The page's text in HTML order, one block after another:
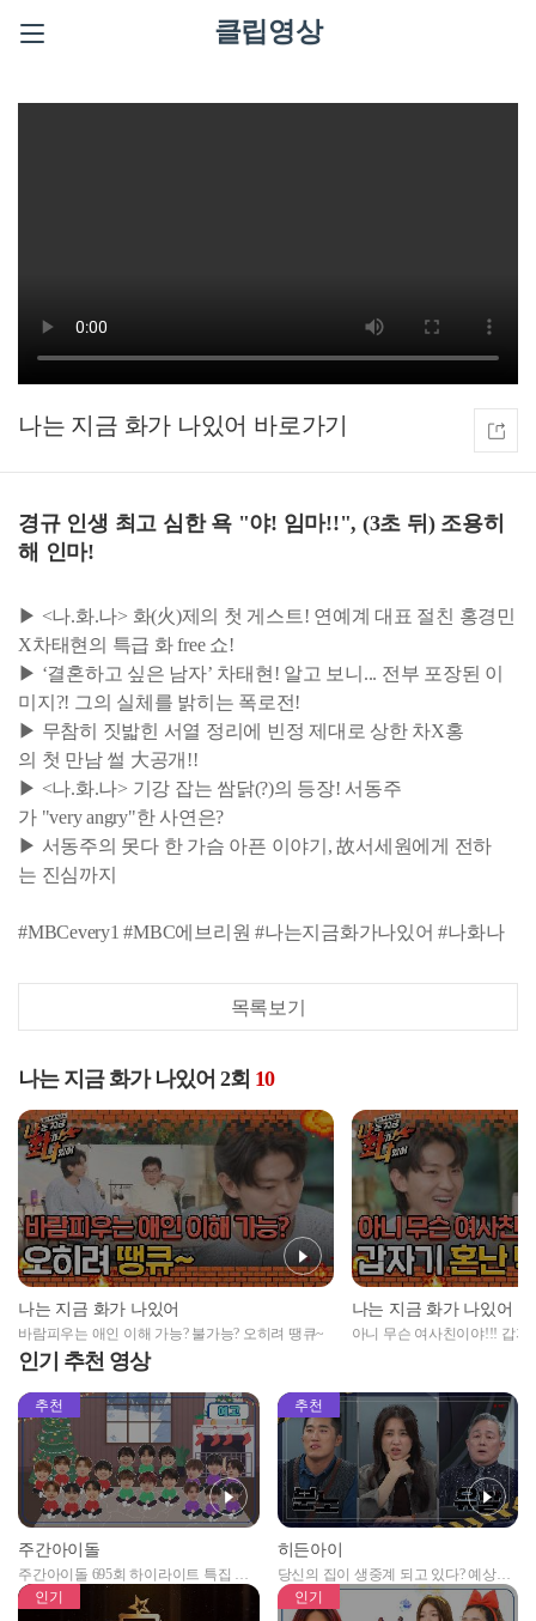
클립영상
나는 지금 화가 나있어
경규 인생 최고 심한 욕 "야! 임마!!", (3초 뒤) 조용히
해 인마!
▶ <나.화.나> 화(火)제의 첫 게스트! 연예계 대표 절친 홍경민
X차태현의 특급 화 free 쇼!
▶ ‘결혼하고 싶은 남자’ 차태현! 알고 보니... 전부 포장된 이
미지?! 그의 실체를 밝히는 폭로전!
▶ 무참히 짓밟힌 서열 정리에 빈정 제대로 상한 차X홍
의 첫 만남 썰 大공개!!
▶ <나.화.나> 기강 잡는 쌈닭(?)의 등장! 서동주
가 "very angry"한 사연은?
▶ 서동주의 못다 한 가슴 아픈 이야기, 故서세원에게 전하
는 진심까지
#MBCevery1 #MBC에브리원 #나는지금화가나있어 #나화나
목록보기
나는 지금 화가 나있어 2회 10
나는 지금 화가 나있어
바람피우는 애인 이해 가능? 불가능? 오히려 땡큐~
나는 지금 화가 나있어
아니 무슨 여사친이야!!! 갑자
인기 추천 영상
추천
주간아이돌
주간아이돌 695회 하이라이트 특집 남
자아이돌편 예고
추천
히든아이
당신의 집이 생중계 되고 있다? 예상치
못한 곳에서 일어나는 불법촬영 범죄!
인기 인기